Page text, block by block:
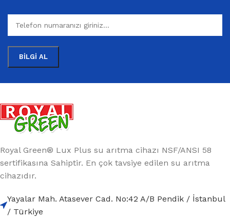
Royal Green® Lux Plus su arıtma cihazı NSF/ANSI 58
sertifikasına Sahiptir. En çok tavsiye edilen su arıtma
cihazıdır.
Yayalar Mah. Atasever Cad. No:42 A/B Pendik / İstanbul
/ Türkiye